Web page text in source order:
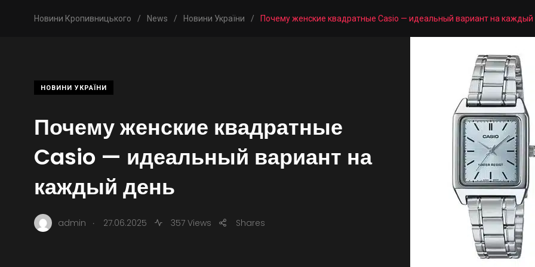
Новини Кропивницького / News / Новини України / Почему женские квадратные Casio — идеальный вариант на каждый
НОВИНИ УКРАЇНИ
Почему женские квадратные
Casio — идеальный вариант на
каждый день
admin . 27.06.2025 357 Views Shares